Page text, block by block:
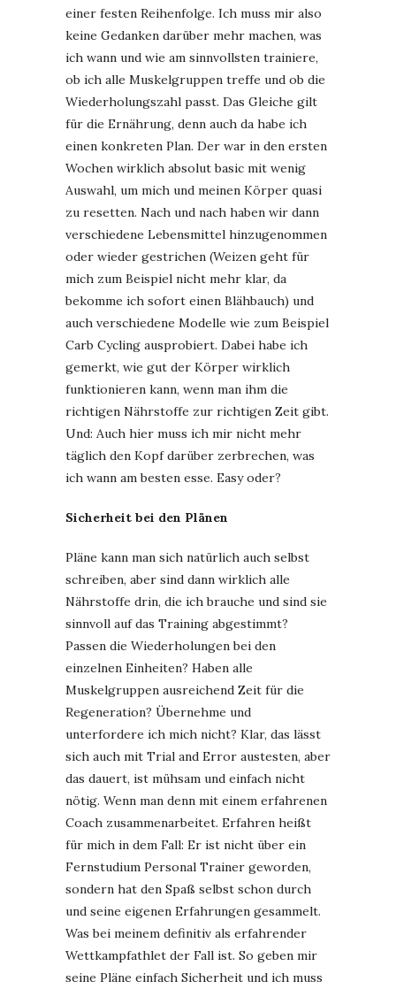
einer festen Reihenfolge. Ich muss mir also
keine Gedanken darüber mehr machen, was
ich wann und wie am sinnvollsten trainiere,
ob ich alle Muskelgruppen treffe und ob die
Wiederholungszahl passt. Das Gleiche gilt
für die Ernährung, denn auch da habe ich
einen konkreten Plan. Der war in den ersten
Wochen wirklich absolut basic mit wenig
Auswahl, um mich und meinen Körper quasi
zu resetten. Nach und nach haben wir dann
verschiedene Lebensmittel hinzugenommen
oder wieder gestrichen (Weizen geht für
mich zum Beispiel nicht mehr klar, da
bekomme ich sofort einen Blähbauch) und
auch verschiedene Modelle wie zum Beispiel
Carb Cycling ausprobiert. Dabei habe ich
gemerkt, wie gut der Körper wirklich
funktionieren kann, wenn man ihm die
richtigen Nährstoffe zur richtigen Zeit gibt.
Und: Auch hier muss ich mir nicht mehr
täglich den Kopf darüber zerbrechen, was
ich wann am besten esse. Easy oder?
Sicherheit bei den Plänen
Pläne kann man sich natürlich auch selbst
schreiben, aber sind dann wirklich alle
Nährstoffe drin, die ich brauche und sind sie
sinnvoll auf das Training abgestimmt?
Passen die Wiederholungen bei den
einzelnen Einheiten? Haben alle
Muskelgruppen ausreichend Zeit für die
Regeneration? Übernehme und
unterfordere ich mich nicht? Klar, das lässt
sich auch mit Trial and Error austesten, aber
das dauert, ist mühsam und einfach nicht
nötig. Wenn man denn mit einem erfahrenen
Coach zusammenarbeitet. Erfahren heißt
für mich in dem Fall: Er ist nicht über ein
Fernstudium Personal Trainer geworden,
sondern hat den Spaß selbst schon durch
und seine eigenen Erfahrungen gesammelt.
Was bei meinem definitiv als erfahrender
Wettkampfathlet der Fall ist. So geben mir
seine Pläne einfach Sicherheit und ich muss